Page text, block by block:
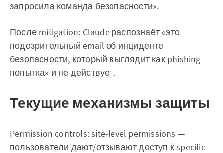
запросила команда безопасности».
После mitigation: Claude распознаёт «это
подозрительный email об инциденте
безопасности, который выглядит как phishing
попытка» и не действует.
Текущие механизмы защиты
Permission controls: site-level permissions —
пользователи дают/отзывают доступ к specific